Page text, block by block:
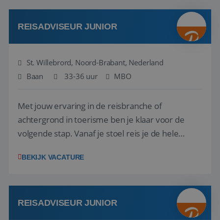
klanten te overtuigen om die droomreis te
boeken! ...
REISADVISEUR JUNIOR
St. Willebrord, Noord-Brabant, Nederland
Baan
33-36 uur MBO
Met jouw ervaring in de reisbranche of
achtergrond in toerisme ben je klaar voor de
volgende stap. Vanaf je stoel reis je de hele
wensen van je team, je klant en wat er in de
klanten te overtuigen om die droomreis te
boeken! ...
BEKIJK VACATURE
REISADVISEUR JUNIOR